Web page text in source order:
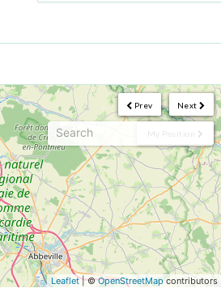
Next
Prev
My Position
Leaflet| ©OpenStreetMapcontributors